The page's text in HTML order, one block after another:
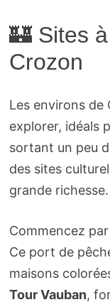
🏰 Sites
Crozon
Les environs
explorer, idéals
sortant un peu
des sites
grande richesse.
Commencez par
Ce port de
maisons
Tour Vauban,